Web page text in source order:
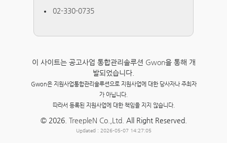
02-330-0735
이 사이트는 공고사업 통합관리솔루션 Gwon을 통해 개
발되었습니다.
Gwon은 지원사업통합관리솔루션으로 지원사업에 대한 당사자나 주최자
가 아닙니다.
따라서 등록된 지원사업에 대한 책임을 지지 않습니다.
© 2026. TreepleN Co.,Ltd. All Right Reserved.
Updated : 2026-05-07 14:27:05